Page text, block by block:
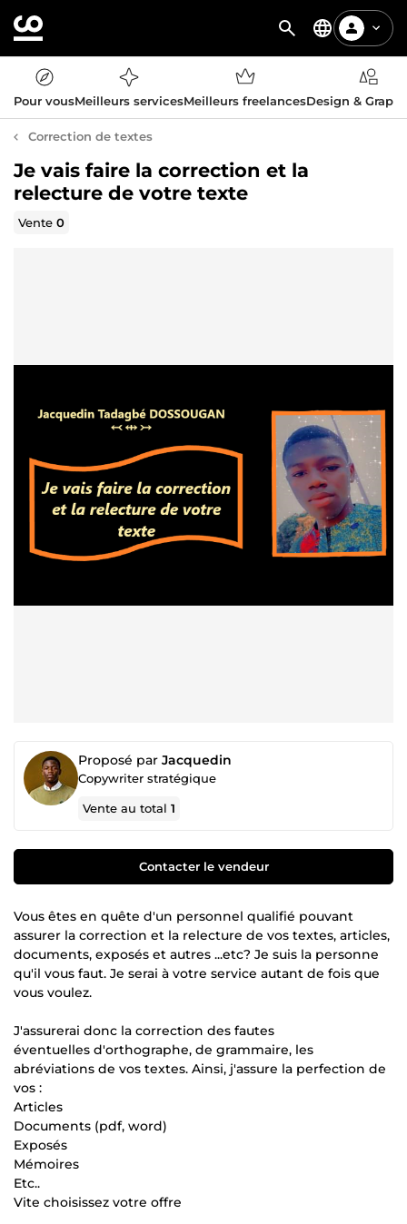
Pour vousMeilleurs servicesMeilleurs freelancesDesign &
Correction de textes
Je vais faire la correction et la
relecture de votre texte
Vente0
Proposé par Jacquedin
Copywriter stratégique
Vente au total1
Contacter le vendeur
Vous êtes en quête d'un personnel qualifié pouvant
assurer la correction et la relecture de vos textes, articles,
documents, exposés et autres ...etc? Je suis la personne
qu'il vous faut. Je serai à votre service autant de fois que
vous voulez.
J'assurerai donc la correction des fautes
éventuelles d'orthographe, de grammaire, les
abréviations de vos textes. Ainsi, j'assure la perfection de
vos :
Articles
Documents (pdf, word)
Exposés
Mémoires
Etc..
Vite choisissez votre offre